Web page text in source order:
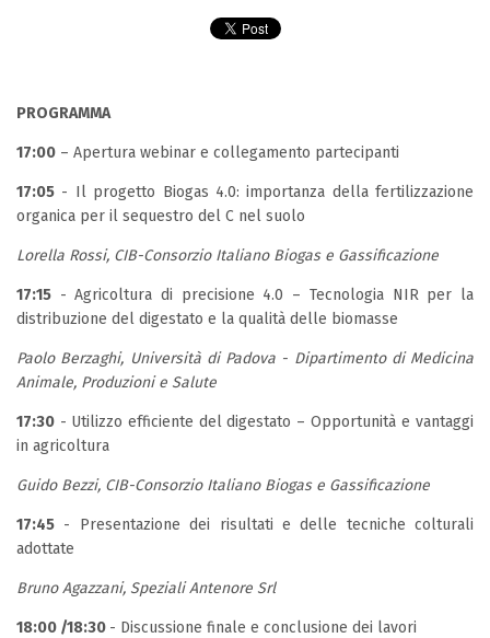
PROGRAMMA
17:00 – Apertura webinar e collegamento partecipanti
17:05 - Il progetto Biogas 4.0: importanza della fertilizzazione
organica per il sequestro del C nel suolo
Lorella Rossi, CIB-Consorzio Italiano Biogas e Gassificazione
17:15 - Agricoltura di precisione 4.0 – Tecnologia NIR per la
distribuzione del digestato e la qualità delle biomasse
Paolo Berzaghi, Università di Padova - Dipartimento di Medicina
Animale, Produzioni e Salute
17:30 - Utilizzo efficiente del digestato – Opportunità e vantaggi
in agricoltura
Guido Bezzi, CIB-Consorzio Italiano Biogas e Gassificazione
17:45 - Presentazione dei risultati e delle tecniche colturali
adottate
Bruno Agazzani, Speziali Antenore Srl
18:00 /18:30 - Discussione finale e conclusione dei lavori